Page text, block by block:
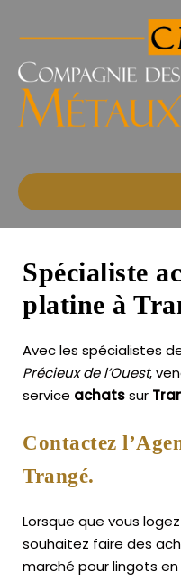
des
Précieux
l'Ouest
Spécialiste
platine à
Avec les spécialistes
Précieux de l’Ouest,
service achatssur
Contactez
Trangé.
Lorsque que vous
souhaitez faire des
marché pour lingots